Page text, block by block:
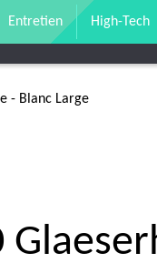
Entretien High-Tech
- Blanc Large